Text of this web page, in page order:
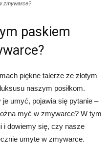
zmywarce?
paskiem
piękne talerze ze złotym
naszym posiłkom.
umyć, pojawia się pytanie –
myć w zmywarce? W tym
i dowiemy się, czy nasze
umyte w zmywarce.